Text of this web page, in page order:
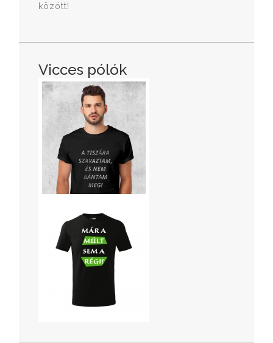
között!
Vicces pólók